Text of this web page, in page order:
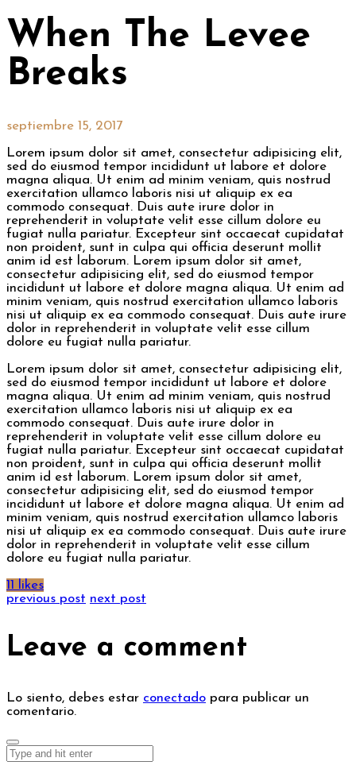
When The Levee
Breaks
septiembre 15, 2017
Lorem ipsum dolor sit amet, consectetur adipisicing elit,
sed do eiusmod tempor incididunt ut labore et dolore
magna aliqua. Ut enim ad minim veniam, quis nostrud
exercitation ullamco laboris nisi ut aliquip ex ea
commodo consequat. Duis aute irure dolor in
reprehenderit in voluptate velit esse cillum dolore eu
fugiat nulla pariatur. Excepteur sint occaecat cupidatat
non proident, sunt in culpa qui officia deserunt mollit
anim id est laborum. Lorem ipsum dolor sit amet,
consectetur adipisicing elit, sed do eiusmod tempor
incididunt ut labore et dolore magna aliqua. Ut enim ad
minim veniam, quis nostrud exercitation ullamco laboris
nisi ut aliquip ex ea commodo consequat. Duis aute irure
dolor in reprehenderit in voluptate velit esse cillum
dolore eu fugiat nulla pariatur.
Lorem ipsum dolor sit amet, consectetur adipisicing elit,
sed do eiusmod tempor incididunt ut labore et dolore
magna aliqua. Ut enim ad minim veniam, quis nostrud
exercitation ullamco laboris nisi ut aliquip ex ea
commodo consequat. Duis aute irure dolor in
reprehenderit in voluptate velit esse cillum dolore eu
fugiat nulla pariatur. Excepteur sint occaecat cupidatat
non proident, sunt in culpa qui officia deserunt mollit
anim id est laborum. Lorem ipsum dolor sit amet,
consectetur adipisicing elit, sed do eiusmod tempor
incididunt ut labore et dolore magna aliqua. Ut enim ad
minim veniam, quis nostrud exercitation ullamco laboris
nisi ut aliquip ex ea commodo consequat. Duis aute irure
dolor in reprehenderit in voluptate velit esse cillum
dolore eu fugiat nulla pariatur.
11 likes
previous post next post
Leave a comment
Lo siento, debes estar conectado para publicar un
comentario.